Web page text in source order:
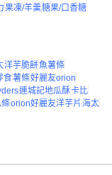
果凍/羊羹糖果/口香糖
洋芋脆餅魚薯條
食薯條好麗友orion
連城記地瓜酥卡比
orion好麗友洋芋片 海太